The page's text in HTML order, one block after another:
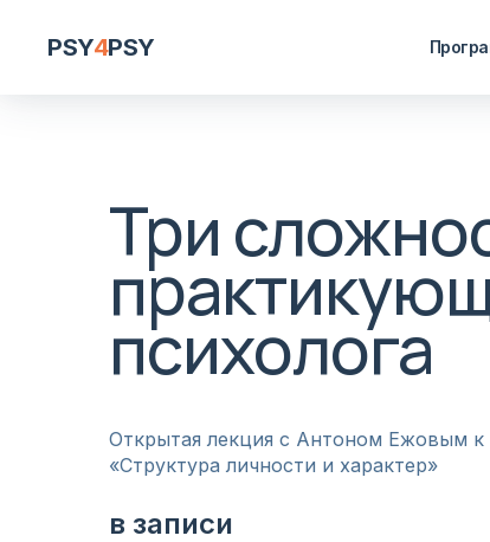
PSY4PSY
Три
психолога
Открытая лекция с Антоном Ежовым к
«Структура личности и характер»
в записи